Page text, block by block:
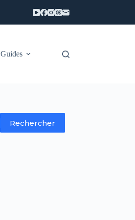
Guides
Rechercher